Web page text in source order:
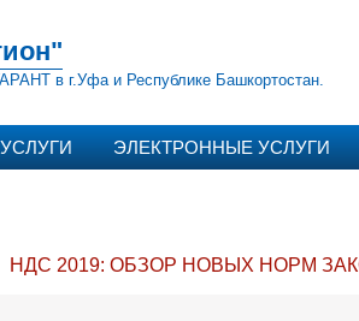
в г.Уфа и Республике Башкортостан.
УСЛУГИ ЭЛЕКТРОННЫЕ УСЛУГИ
НДС 2019: ОБЗОР НОВЫХ НОРМ